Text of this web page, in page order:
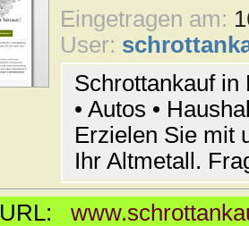
Eingetragen am:
User:
Schrottankauf in
• Autos •
Erzielen Sie mit
Ihr Altmetall.
URL: